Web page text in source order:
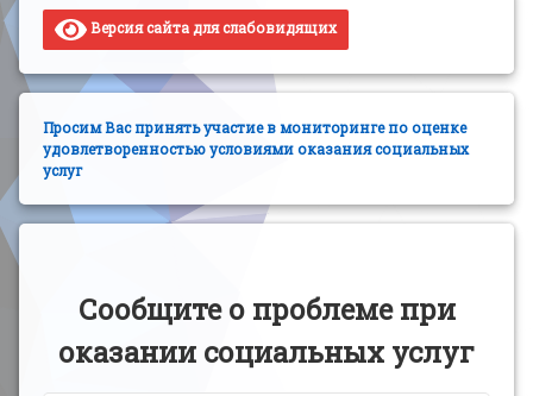
Версия сайта для слабовидящих
Просим Вас принять участие в мониторинге по оценке
удовлетворенностью условиями оказания социальных
услуг
Сообщите о проблеме при
оказании социальных услуг